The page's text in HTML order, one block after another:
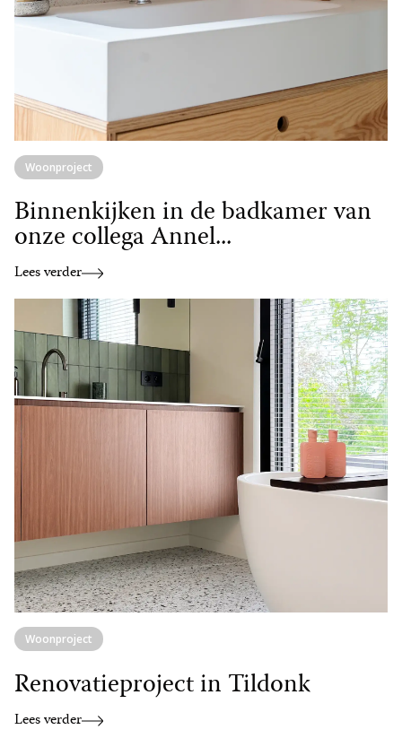
Woonproject
Binnenkijken in de badkamer van
onze collega Annel...
Lees verder
Woonproject
Renovatieproject in Tildonk
Lees verder